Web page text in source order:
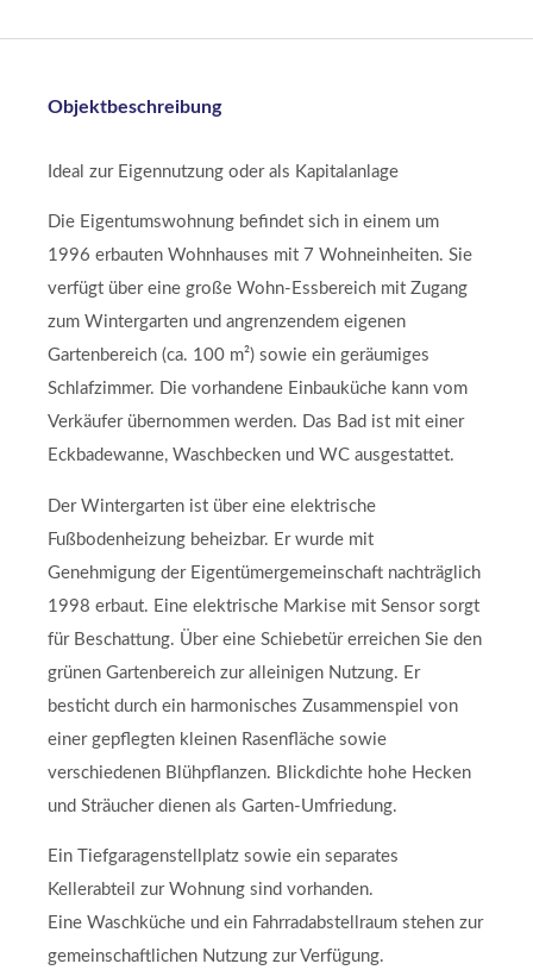
Objektbeschreibung
Ideal zur Eigennutzung oder als Kapitalanlage
Die Eigentumswohnung befindet sich in einem um
1996 erbauten Wohnhauses mit 7 Wohneinheiten. Sie
verfügt über eine große Wohn-Essbereich mit Zugang
zum Wintergarten und angrenzendem eigenen
Gartenbereich (ca. 100 m²) sowie ein geräumiges
Schlafzimmer. Die vorhandene Einbauküche kann vom
Verkäufer übernommen werden. Das Bad ist mit einer
Eckbadewanne, Waschbecken und WC ausgestattet.
Der Wintergarten ist über eine elektrische
Fußbodenheizung beheizbar. Er wurde mit
Genehmigung der Eigentümergemeinschaft nachträglich
1998 erbaut. Eine elektrische Markise mit Sensor sorgt
für Beschattung. Über eine Schiebetür erreichen Sie den
grünen Gartenbereich zur alleinigen Nutzung. Er
besticht durch ein harmonisches Zusammenspiel von
einer gepflegten kleinen Rasenfläche sowie
verschiedenen Blühpflanzen. Blickdichte hohe Hecken
und Sträucher dienen als Garten-Umfriedung.
Ein Tiefgaragenstellplatz sowie ein separates
Kellerabteil zur Wohnung sind vorhanden.
Eine Waschküche und ein Fahrradabstellraum stehen zur
gemeinschaftlichen Nutzung zur Verfügung.